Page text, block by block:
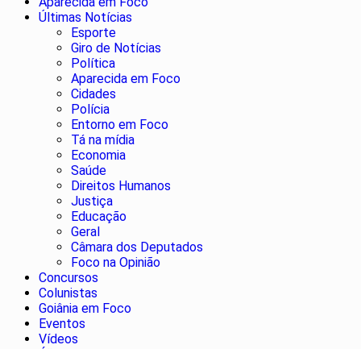
Últimas Notícias
Esporte
Giro de Notícias
Política
Aparecida em Foco
Cidades
Polícia
Entorno em Foco
Tá na mídia
Economia
Saúde
Direitos Humanos
Justiça
Educação
Geral
Câmara dos Deputados
Foco na Opinião
Concursos
Colunistas
Goiânia em Foco
Eventos
Vídeos